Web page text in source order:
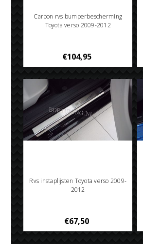
Carbon rvs bumperbescherming
Toyota verso 2009-2012
€104,95
Rvs instaplijsten Toyota verso 2009-
2012
€67,50